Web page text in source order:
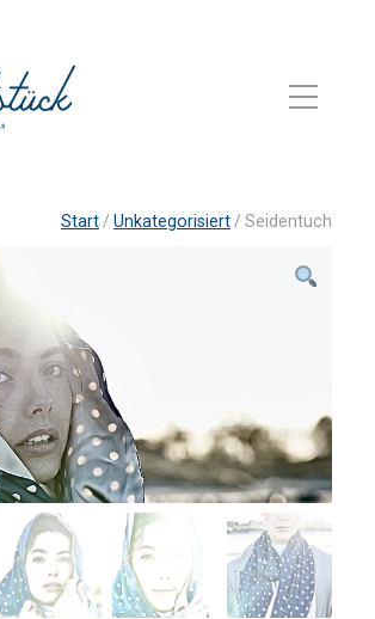
Start / Unkategorisiert / Seidentuch